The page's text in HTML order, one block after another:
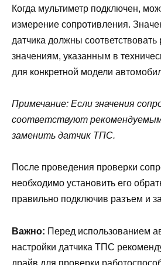
Когда мультиметр подключен,
измерение сопротивления.
датчика должны
значениям, указанным в
для конкретной модели
Примечание: Если значения
соответствуют
заменить датчик ТПС.
После проведения проверки
необходимо установить его
правильно подключив разъем и
Важно: Перед использованием
настройки датчика ТПС
драйв для проверки